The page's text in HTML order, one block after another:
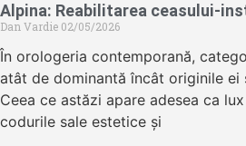
Alpina: Reabilitarea ceasului-
Dan Vardie 02/05/2026
În orologeria contemporană,
atât de dominantă încât originile ei
Ceea ce astăzi apare adesea ca
codurile sale estetice și